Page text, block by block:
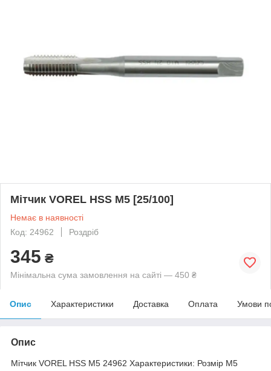
Мітчик VOREL HSS M5 [25/100]
Немає в наявності
Код: 24962
Роздріб
345 ₴
Мінімальна сума замовлення на сайті — 450 ₴
Опис Характеристики Доставка Оплата Умови
Опис
Мітчик VOREL HSS M5 24962 Характеристики: Розмір М5